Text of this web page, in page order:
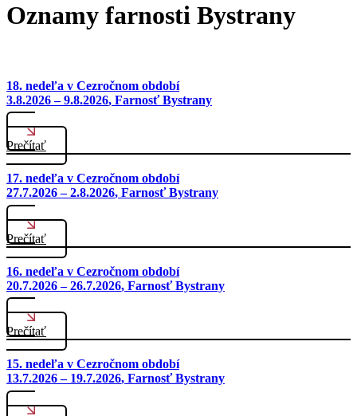
Oznamy farnosti Bystrany
18. nedeľa v Cezročnom období
3.8.2026 – 9.8.2026, Farnosť Bystrany
Prečítať
17. nedeľa v Cezročnom období
27.7.2026 – 2.8.2026, Farnosť Bystrany
Prečítať
16. nedeľa v Cezročnom období
20.7.2026 – 26.7.2026, Farnosť Bystrany
Prečítať
15. nedeľa v Cezročnom období
13.7.2026 – 19.7.2026, Farnosť Bystrany